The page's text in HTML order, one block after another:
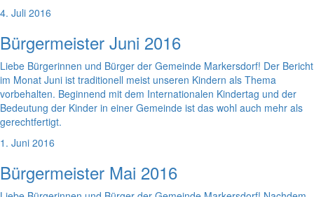
4. Juli 2016
Bürgermeister Juni 2016
Liebe Bürgerinnen und Bürger der Gemeinde Markersdorf! Der Bericht
im Monat Juni ist traditionell meist unseren Kindern als Thema
vorbehalten. Beginnend mit dem Internationalen Kindertag und der
Bedeutung der Kinder in einer Gemeinde ist das wohl auch mehr als
gerechtfertigt.
1. Juni 2016
Bürgermeister Mai 2016